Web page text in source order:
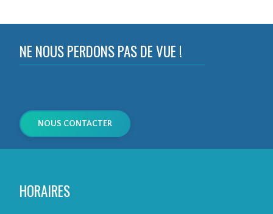
UAREZ (S
NE NOUS PERDONS PAS DE VUE !
NOUS CONTACTER
HORAIRES